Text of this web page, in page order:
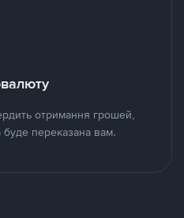
отримання грошей,
переказана вам.